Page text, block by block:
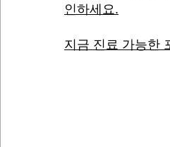
인하세요.
지금 진료 가능한